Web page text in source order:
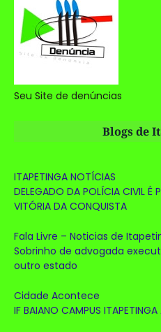
Seu Site de denúncias
Blogs de
ITAPETINGA NOTÍCIAS
DELEGADO DA POLÍCIA CIVIL É
VITÓRIA DA CONQUISTA
Fala Livre – Noticias de
Sobrinho de advogada
outro estado
Cidade Acontece
IF BAIANO CAMPUS ITAPETINGA